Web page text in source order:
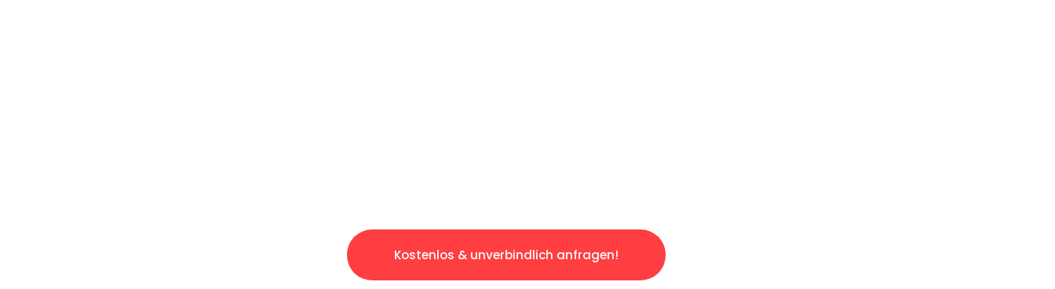
Kostenlos & unverbindlich anfragen!